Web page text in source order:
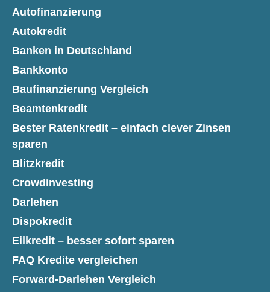
Autofinanzierung
Autokredit
Banken in Deutschland
Bankkonto
Baufinanzierung Vergleich
Beamtenkredit
Bester Ratenkredit – einfach clever Zinsen
sparen
Blitzkredit
Crowdinvesting
Darlehen
Dispokredit
Eilkredit – besser sofort sparen
FAQ Kredite vergleichen
Forward-Darlehen Vergleich